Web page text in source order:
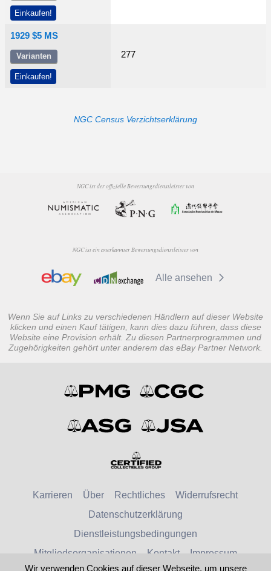
Einkaufen!
1929 $5 MS
Varianten
Einkaufen!
277
NGC Census Verzichtserklärung
NGC ist der offizielle Bewertungsdienstleister von
NGC ist ein anerkannter Bewertungsdienstleister von
Alle ansehen
Wenn Sie auf Links zu verschiedenen Händlern auf dieser Website
klicken und einen Kauf tätigen, kann dies dazu führen, dass diese
Website eine Provision erhält. Zu diesen Partnerprogrammen und
Zugehörigkeiten gehört unter anderem das eBay Partner Network.
Karrieren Über Rechtliches
Widerrufsrecht
Datenschutzerklärung
Dienstleistungsbedingungen
Mitgliedsorganisationen
Kontakt
Impressum
Wir verwenden Cookies auf dieser Webseite, um unsere